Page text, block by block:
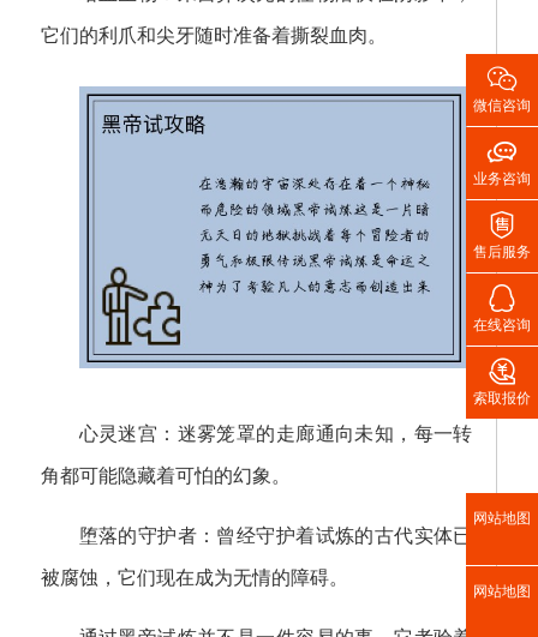
它们的利爪和尖牙随时准备着撕裂血肉。
心灵迷宫：迷雾笼罩的走廊通向未知，每一转
角都可能隐藏着可怕的幻象。
堕落的守护者：曾经守护着试炼的古代实体已
被腐蚀，它们现在成为无情的障碍。

微信咨询

业务咨询

售后服务

在线咨询

索取报价
网站地图
网站地图